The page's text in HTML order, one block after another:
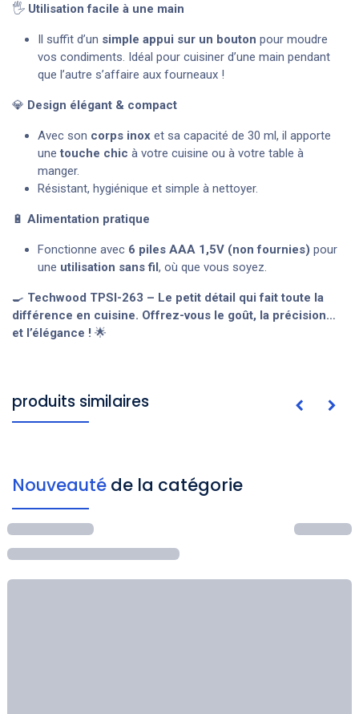
🖐️ Utilisation facile à une main
Il suffit d’un simple appui sur un bouton pour moudre
vos condiments. Idéal pour cuisiner d’une main pendant
que l’autre s’affaire aux fourneaux !
💎 Design élégant & compact
Avec son corps inox et sa capacité de 30 ml, il apporte
unetouche chic à votre cuisine ou à votre table à
manger.
Résistant, hygiénique et simple à nettoyer.
🔋 Alimentation pratique
Fonctionne avec 6 piles AAA 1,5V (non fournies) pour
une utilisation sans fil, où que vous soyez.
🍳 Techwood TPSI-263 – Le petit détail qui fait toute la
différence en cuisine. Offrez-vous le goût, la précision…
et l’élégance ! 🌟
produits similaires
Nouveauté de la catégorie